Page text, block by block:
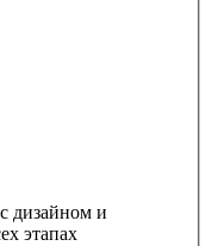
дизайном и
этапах